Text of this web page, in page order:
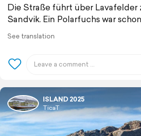
Die Straße führt über Lavafelder
Sandvik. Ein Polarfuchs war
See translation
ISLAND 2025
TicaT